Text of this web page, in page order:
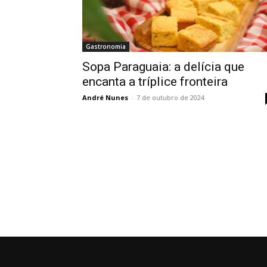
Gastronomia
Sopa Paraguaia: a delícia que
encanta a tríplice fronteira
André Nunes - 7 de outubro de 2024